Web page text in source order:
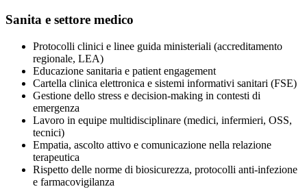
Sanita e settore medico
Protocolli clinici e linee guida ministeriali (accreditamento
regionale, LEA)
Educazione sanitaria e patient engagement
Cartella clinica elettronica e sistemi informativi sanitari (FSE)
Gestione dello stress e decision-making in contesti di
emergenza
Lavoro in equipe multidisciplinare (medici, infermieri, OSS,
tecnici)
Empatia, ascolto attivo e comunicazione nella relazione
terapeutica
Rispetto delle norme di biosicurezza, protocolli anti-infezione
e farmacovigilanza